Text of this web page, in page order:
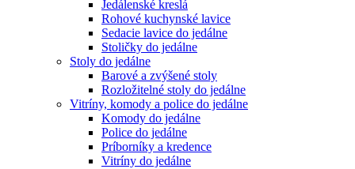
Jedálenské kreslá
Rohové kuchynské lavice
Sedacie lavice do jedálne
Stoličky do jedálne
Stoly do jedálne
Barové a zvýšené stoly
Rozložitelné stoly do jedálne
Vitríny, komody a police do jedálne
Komody do jedálne
Police do jedálne
Príborníky a kredence
Vitríny do jedálne